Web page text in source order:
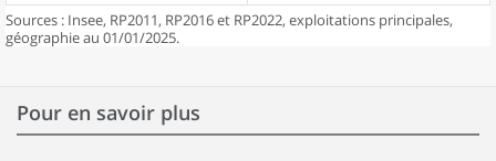
Sources : Insee, RP2011, RP2016 et RP2022, exploitations principales,
géographie au 01/01/2025.
Pour en savoir plus